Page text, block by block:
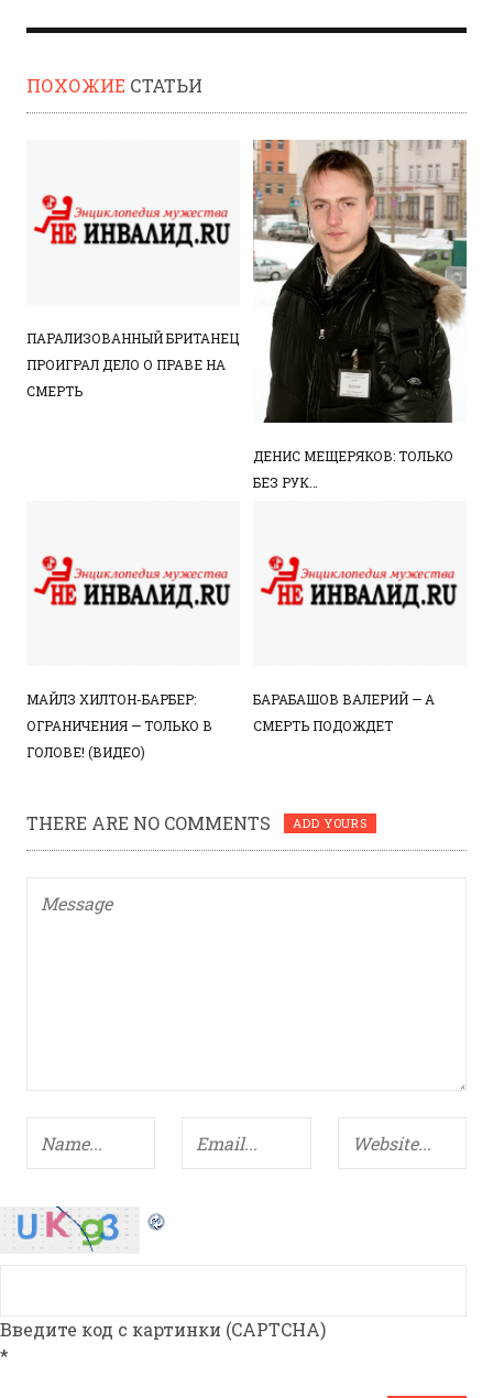
ПОХОЖИЕ СТАТЬИ
ПАРАЛИЗОВАННЫЙ БРИТАНЕЦ
ПРОИГРАЛ ДЕЛО О ПРАВЕ НА
СМЕРТЬ
ДЕНИС МЕЩЕРЯКОВ: ТОЛЬКО
БЕЗ РУК…
МАЙЛЗ ХИЛТОН-БАРБЕР:
ОГРАНИЧЕНИЯ — ТОЛЬКО В
ГОЛОВЕ! (ВИДЕО)
БАРАБАШОВ ВАЛЕРИЙ — А
СМЕРТЬ ПОДОЖДЕТ
THERE ARE NO COMMENTS ADD YOURS
Введите код с картинки (CAPTCHA)
*